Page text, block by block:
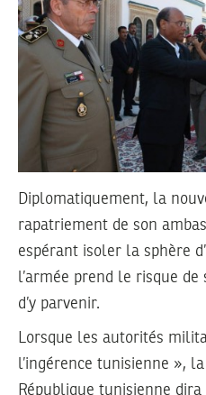
Diplomatiquement, la
rapatriement de son
espérant isoler la sphère
l’armée prend le risque
d’y parvenir.
Lorsque les autorités
l’ingérence tunisienne »,
République tunisienne dira